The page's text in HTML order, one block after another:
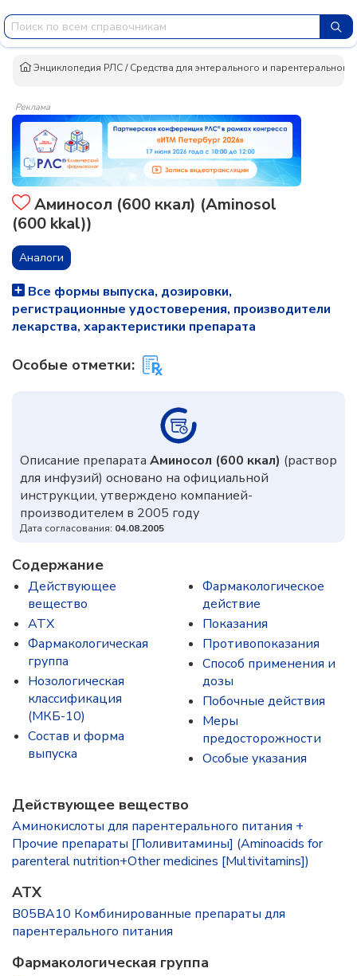
Энциклопедия РЛС/Средства для энтерального и
Реклама
Аминосол (600 ккал) (Aminosol
(600 kkal))
Аналоги
Все формы выпуска, дозировки,
регистрационные удостоверения, производители
лекарства, характеристики препарата
Особые отметки:
Описание препарата Аминосол (600 ккал) (раствор
для инфузий) основано на официальной
инструкции, утверждено компанией-
производителем в 2005 году
Дата согласования: 04.08.2005
Содержание
Действующее
вещество
ATX
Фармакологическая
группа
Нозологическая
классификация
(МКБ-10)
Состав и форма
выпускa
Фармакологическое
действие
Показания
Противопоказания
Способ применения и
дозы
Побочные действия
Меры
предосторожности
Особые указания
Действующее вещество
Аминокислоты для парентерального питания +
Прочие препараты [Поливитамины] (Aminoacids for
parenteral nutrition+Other medicines [Multivitamins])
ATX
B05BA10 Комбинированные препараты для
парентерального питания
Фармакологическая группа